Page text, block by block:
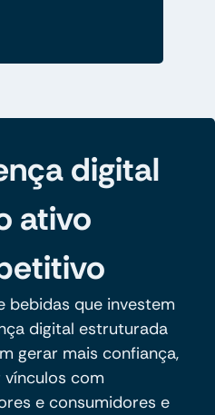
digital
ativo
bebidas que investem
digital estruturada
gerar mais confiança,
com
e consumidores e